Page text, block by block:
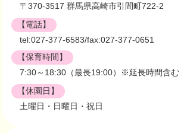
〒370-3517 群馬県高崎市引間町722-2
【電話】
tel:027-377-6583/fax:027-377-0651
【保育時間】
7:30～18:30（最長19:00）※延長時間含む
【休園日】
土曜日・日曜日・祝日